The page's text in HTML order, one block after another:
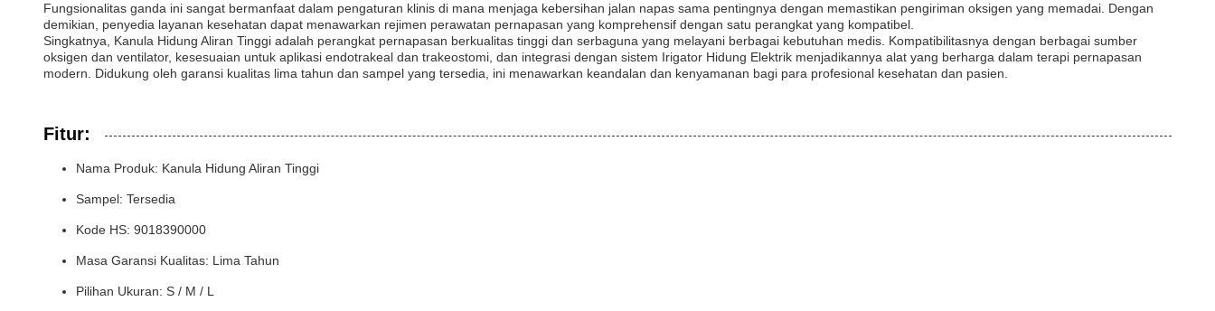
Fungsionalitas ganda ini sangat bermanfaat dalam pengaturan klinis di mana menjaga kebersihan jalan napas sama pentingnya dengan memastikan pengiriman oksigen yang memadai. Dengan
demikian, penyedia layanan kesehatan dapat menawarkan rejimen perawatan pernapasan yang komprehensif dengan satu perangkat yang kompatibel.
Singkatnya, Kanula Hidung Aliran Tinggi adalah perangkat pernapasan berkualitas tinggi dan serbaguna yang melayani berbagai kebutuhan medis. Kompatibilitasnya dengan berbagai sumber
oksigen dan ventilator, kesesuaian untuk aplikasi endotrakeal dan trakeostomi, dan integrasi dengan sistem Irigator Hidung Elektrik menjadikannya alat yang berharga dalam terapi pernapasan
modern. Didukung oleh garansi kualitas lima tahun dan sampel yang tersedia, ini menawarkan keandalan dan kenyamanan bagi para profesional kesehatan dan pasien.
Fitur:
Nama Produk: Kanula Hidung Aliran Tinggi
Sampel: Tersedia
Kode HS: 9018390000
Masa Garansi Kualitas: Lima Tahun
Pilihan Ukuran: S / M / L